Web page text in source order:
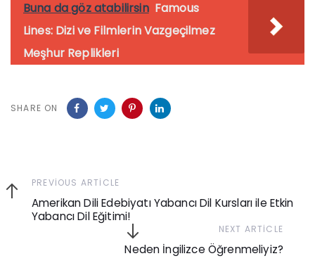
Buna da göz atabilirsin Famous
Lines: Dizi ve Filmlerin Vazgeçilmez
Meşhur Replikleri
SHARE ON
Previous
Article
PREVIOUS ARTICLE
Amerikan Dili Edebiyatı Yabancı Dil Kursları ile Etkin
Yabancı Dil Eğitimi!
Next
Article
NEXT ARTICLE
Neden İngilizce Öğrenmeliyiz?